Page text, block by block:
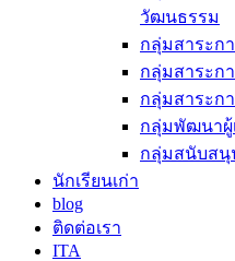
วัฒนธรรม
กลุ่มสาระก
กลุ่มสาระก
กลุ่มสาระก
กลุ่มพัฒนาผู้
กลุ่มสนับสนุ
นักเรียนเก่า
blog
ติดต่อเรา
ITA